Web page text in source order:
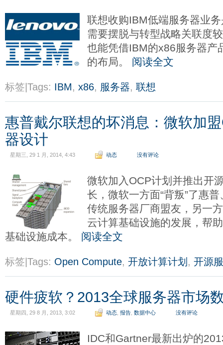
联想收购IBM低端服务器业
需要摆脱与转型战略关联度
也能凭借IBM的x86服务器产
的布局。 阅读全文
标签|Tags: IBM, x86, 服务器, 联想
惠普戴尔联想的坏消息：微软加
器设计
星期三, 29 1 月, 2014, 4:43 动态 没有评论
微软加入OCP计划并推出开
长，微软一方面“背叛”了惠
传统服务器厂商盟友，另一
云计算基础设施的发展，帮
基础设施成本。 阅读全文
标签|Tags: Open Compute, 开放计算计划 , 开源
硬件疲软？2013全球服务器市场
星期四, 29 8 月, 2013, 3:02 动态 报告 数据中心 没有评论
IDC和Gartner最新出炉的